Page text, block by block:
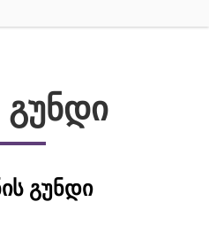
გუნდი
ᲒᲣᲜᲓᲘ